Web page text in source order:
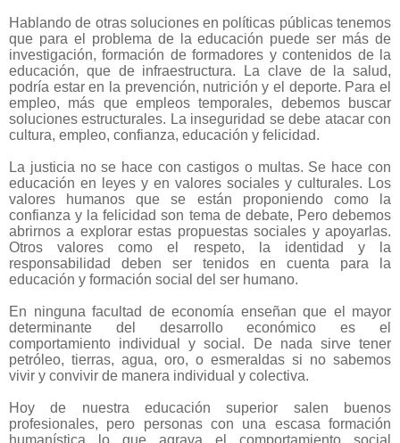
Hablando de otras soluciones en políticas públicas tenemos
que para el problema de la educación puede ser más de
investigación, formación de formadores y contenidos de la
educación, que de infraestructura. La clave de la salud,
podría estar en la prevención, nutrición y el deporte. Para el
empleo, más que empleos temporales, debemos buscar
soluciones estructurales. La inseguridad se debe atacar con
cultura, empleo, confianza, educación y felicidad.
La justicia no se hace con castigos o multas. Se hace con
educación en leyes y en valores sociales y culturales. Los
valores humanos que se están proponiendo como la
confianza y la felicidad son tema de debate, Pero debemos
abrirnos a explorar estas propuestas sociales y apoyarlas.
Otros valores como el respeto, la identidad y la
responsabilidad deben ser tenidos en cuenta para la
educación y formación social del ser humano.
En ninguna facultad de economía enseñan que el mayor
determinante del desarrollo económico es el
comportamiento individual y social. De nada sirve tener
petróleo, tierras, agua, oro, o esmeraldas si no sabemos
vivir y convivir de manera individual y colectiva.
Hoy de nuestra educación superior salen buenos
profesionales, pero personas con una escasa formación
humanística lo que agrava el comportamiento social